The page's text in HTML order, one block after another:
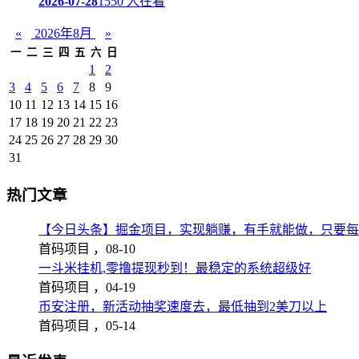
« 2026年8月 »
一 二 三 四 五 六 日
1
2
3
4 5 6 7 8
9
10 11 12 13 14 15 16
17 18 19 20 21 22 23
24 25 26 27 28 29 30
31
热门文章
【今日头条】掘金项目，实现躺赚，有手就能做，只要
首码项目 ， 08-10
一斗米挂机,零撸提现秒到！最稳定的系统超级好
首码项目 ， 04-19
币安注册，新活动抽奖速度去，最低抽到2美刀以上
首码项目 ， 05-14